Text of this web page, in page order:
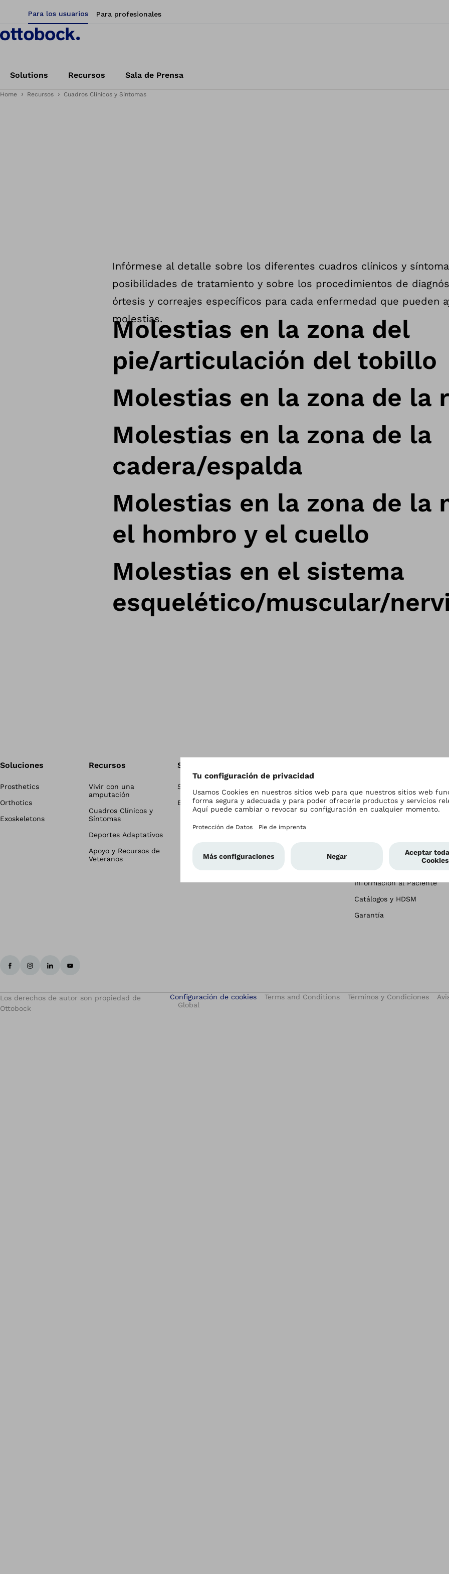
Para los usuarios Para profesionales
Solutions Recursos Sala de Prensa
Home Recursos Cuadros Clínicos y Síntomas
Infórmese al detalle sobre los diferentes cuadros clínicos y
posibilidades de tratamiento y sobre los procedimientos de
órtesis y correajes específicos para cada enfermedad que pueden
molestias.
Molestias en la zona del
pie/articulación del tobillo
Molestias en la zona de la
Molestias en la zona de la
cadera/espalda
Molestias en la zona de la
el hombro y el cuello
Molestias en el sistema
esquelético/muscular/
Soluciones
Prosthetics
Orthotics
Exoskeletons
Recursos
Vivir con una
amputación
Cuadros Clínicos y
Síntomas
Deportes Adaptativos
Apoyo y Recursos de
Veteranos
Sala de Prensa
Sala de Prensa
Blog
Carreras
Solicitud de Cuenta
Hojas de Pedido
Términos y Devoluciones
Información al Paciente
Catálogos y HDSM
Garantía
Los derechos de autor son propiedad de
Ottobock
Configuración de cookies Terms and Conditions Términos y Condiciones
Global